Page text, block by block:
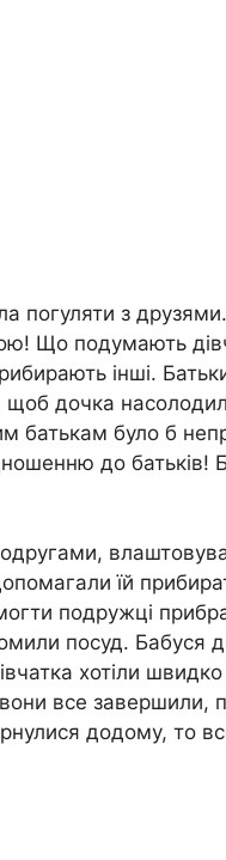
погуляти з
Що подумають
інші.
щоб дочка
батькам було б
до батьків!
їй
подружці
посуд. Бабуся
хотіли
все завершили,
додому, то